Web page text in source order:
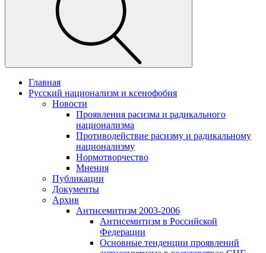
Главная
Русский национализм и ксенофобия
Новости
Проявления расизма и радикального
национализма
Противодействие расизму и радикальному
национализму
Нормотворчество
Мнения
Публикации
Документы
Архив
Антисемитизм 2003-2006
Антисемитизм в Российской
Федерации
Основные тенденции проявлений